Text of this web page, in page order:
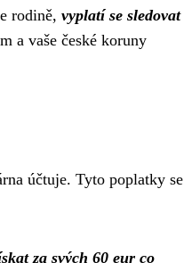
rodině, vyplatí se sledovat
a vaše české koruny
účtuje. Tyto poplatky se
za svých 60 eur co